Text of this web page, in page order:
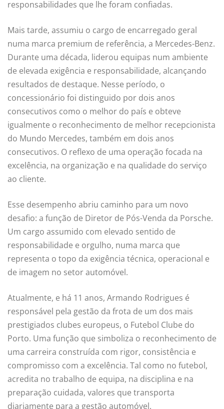
responsabilidades que lhe foram confiadas.
Mais tarde, assumiu o cargo de encarregado geral
numa marca premium de referência, a Mercedes-Benz.
Durante uma década, liderou equipas num ambiente
de elevada exigência e responsabilidade, alcançando
resultados de destaque. Nesse período, o
concessionário foi distinguido por dois anos
consecutivos como o melhor do país e obteve
igualmente o reconhecimento de melhor recepcionista
do Mundo Mercedes, também em dois anos
consecutivos. O reflexo de uma operação focada na
excelência, na organização e na qualidade do serviço
ao cliente.
Esse desempenho abriu caminho para um novo
desafio: a função de Diretor de Pós-Venda da Porsche.
Um cargo assumido com elevado sentido de
responsabilidade e orgulho, numa marca que
representa o topo da exigência técnica, operacional e
de imagem no setor automóvel.
Atualmente, e há 11 anos, Armando Rodrigues é
responsável pela gestão da frota de um dos mais
prestigiados clubes europeus, o Futebol Clube do
Porto. Uma função que simboliza o reconhecimento de
uma carreira construída com rigor, consistência e
compromisso com a excelência. Tal como no futebol,
acredita no trabalho de equipa, na disciplina e na
preparação cuidada, valores que transporta
diariamente para a gestão automóvel.